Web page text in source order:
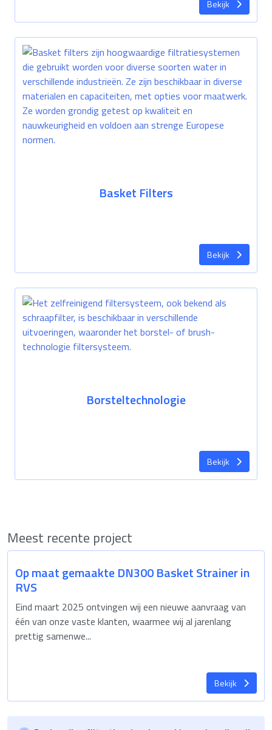
Bekijk
Basket Filters
Bekijk
Borsteltechnologie
Bekijk
Meest recente project
Op maat gemaakte DN300 Basket Strainer in
RVS
Eind maart 2025 ontvingen wij een nieuwe aanvraag van
één van onze vaste klanten, waarmee wij al jarenlang
prettig samenwe...
Bekijk